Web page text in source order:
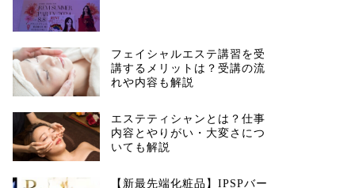
フェイシャルエステ講習を受
講するメリットは？受講の流
れや内容も解説
エステティシャンとは？仕事
内容とやりがい・大変さにつ
いても解説
【新最先端化粧品】IPSPバー